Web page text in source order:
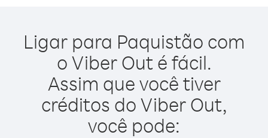
Ligar para Paquistão com
o Viber Out é fácil.
Assim que você tiver
créditos do Viber Out,
você pode: